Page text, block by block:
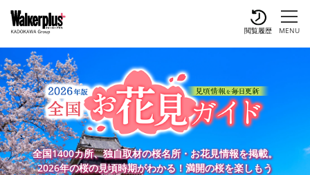
MENU
閲覧履歴
全国1400カ所、独自取材の桜名所・お花見情報を掲載。
2026年の桜の見頃時期がわかる！満開の桜を楽しもう